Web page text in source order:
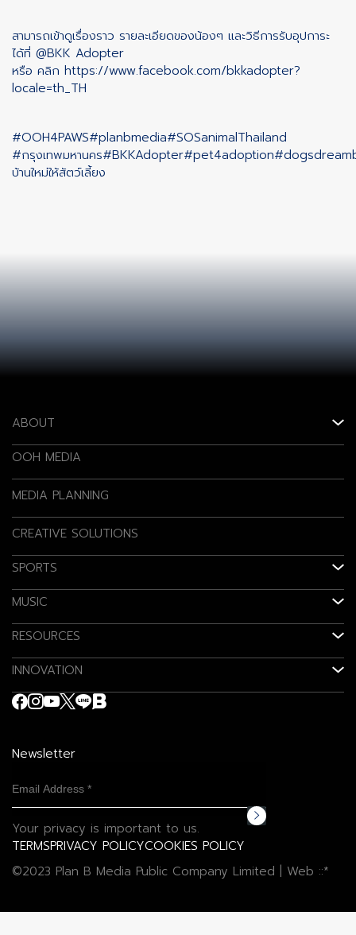
สามารถเข้าดูเรื่องราว รายละเอียดของน้องๆ และวิธีการรับอุปการะ
ได้ที่ @BKK Adopter
หรือ คลิก https://www.facebook.com/bkkadopter?
locale=th_TH
#OOH4PAWS#planbmedia#SOSanimalThailand
#กรุงเทพมหานคร#BKKAdopter#pet4adoption
บ้านใหม่ให้สัตว์เลี้ยง
ABOUT
OOH MEDIA
MEDIA PLANNING
CREATIVE SOLUTIONS
SPORTS
MUSIC
RESOURCES
INNOVATION
Newsletter
Your privacy is important to us.
TERMSPRIVACY POLICYCOOKIES POLICY
©2023 Plan B Media Public Company Limited | Web ::*